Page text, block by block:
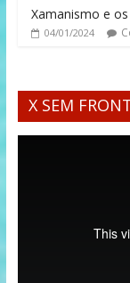
Xamanismo e
04/01/2024
X SEM